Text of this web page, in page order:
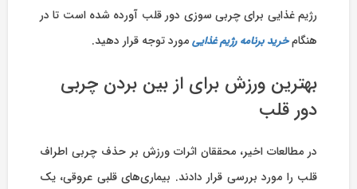
رژیم غذایی برای چربی سوزی دور قلب آورده شده است تا در
هنگامخرید برنامه رژیم غذاییمورد توجه قرار دهید.
بهترین ورزش برای از بین بردن چربی
دور قلب
در مطالعات اخیر، محققان اثرات ورزش بر حذف چربی اطراف
قلب را مورد بررسی قرار دادند. بیماری‏‌های قلبی عروقی، یک